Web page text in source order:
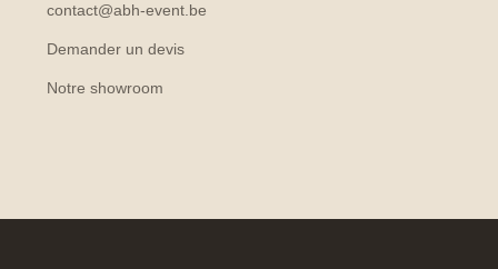
contact@abh-event.be
Demander un devis
Notre showroom